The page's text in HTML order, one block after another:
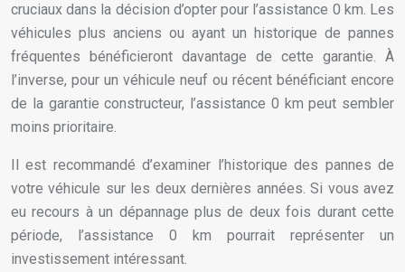
cruciaux dans la décision d’opter pour l’assistance 0 km. Les
véhicules plus anciens ou ayant un historique de pannes
fréquentes bénéficieront davantage de cette garantie. À
l’inverse, pour un véhicule neuf ou récent bénéficiant encore
de la garantie constructeur, l’assistance 0 km peut sembler
moins prioritaire.
Il est recommandé d’examiner l’historique des pannes de
votre véhicule sur les deux dernières années. Si vous avez
eu recours à un dépannage plus de deux fois durant cette
période, l’assistance 0 km pourrait représenter un
investissement intéressant.